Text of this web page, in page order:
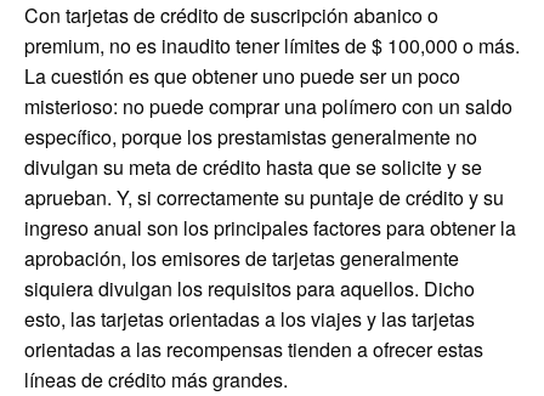
Con tarjetas de crédito de suscripción abanico o
premium, no es inaudito tener límites de $ 100,000 o más.
La cuestión es que obtener uno puede ser un poco
misterioso: no puede comprar una polímero con un saldo
específico, porque los prestamistas generalmente no
divulgan su meta de crédito hasta que se solicite y se
aprueban. Y, si correctamente su puntaje de crédito y su
ingreso anual son los principales factores para obtener la
aprobación, los emisores de tarjetas generalmente
siquiera divulgan los requisitos para aquellos. Dicho
esto, las tarjetas orientadas a los viajes y las tarjetas
orientadas a las recompensas tienden a ofrecer estas
líneas de crédito más grandes.